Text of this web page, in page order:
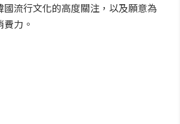
國流行文化的高度關注，以及願意為
力。